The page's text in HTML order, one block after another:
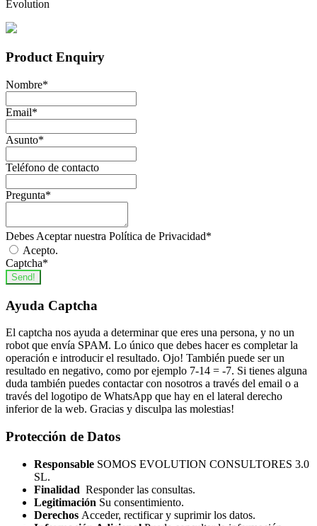
Evolution
Product Enquiry
Nombre*
Email*
Asunto*
Teléfono de contacto
Pregunta*
Debes Aceptar nuestra Política de Privacidad*
Acepto.
Captcha*
Send!
Ayuda Captcha
El captcha nos ayuda a determinar que eres una persona, y no un
robot que envía SPAM. Lo único que debes hacer es completar la
operación e introducir el resultado. Ojo! También puede ser un
resultado en negativo, como por ejemplo 7-14 = -7. Si tienes alguna
duda también puedes contactar con nosotros a través del email o a
través del logotipo de WhatsApp que hay en el lateral derecho
inferior de la web. Gracias y disculpa las molestias!
Protección de Datos
Responsable SOMOS EVOLUTION CONSULTORES 3.0
SL.
Finalidad Responder las consultas.
Legitimación Su consentimiento.
Derechos Acceder, rectificar y suprimir los datos.